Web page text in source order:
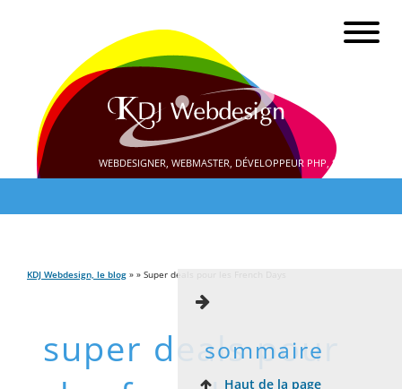
WEBDESIGNER, WEBMASTER, DÉVELOPPEUR PHP, SEO
KDJ Webdesign, le blog » » Super deals pour les French Days
super deals pour
sommaire
Haut de la page